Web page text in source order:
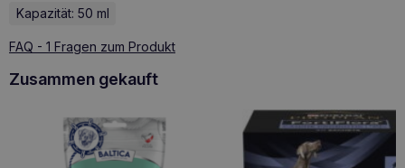
Kapazität: 50 ml
FAQ - 1 Fragen zum Produkt
Zusammen gekauft